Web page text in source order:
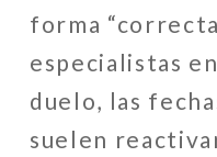
forma
especialistas
duelo, las
suelen